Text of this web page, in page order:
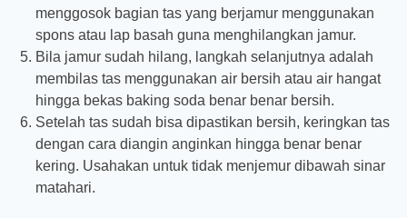
menggosok bagian tas yang berjamur menggunakan
spons atau lap basah guna menghilangkan jamur.
Bila jamur sudah hilang, langkah selanjutnya adalah
membilas tas menggunakan air bersih atau air hangat
hingga bekas baking soda benar benar bersih.
Setelah tas sudah bisa dipastikan bersih, keringkan tas
dengan cara diangin anginkan hingga benar benar
kering. Usahakan untuk tidak menjemur dibawah sinar
matahari.